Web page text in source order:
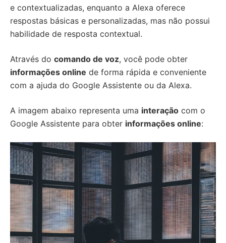
e contextualizadas, enquanto a Alexa oferece
respostas básicas e personalizadas, mas não possui
habilidade de resposta contextual.
Através do comando de voz, você pode obter
informações online de forma rápida e conveniente
com a ajuda do Google Assistente ou da Alexa.
A imagem abaixo representa uma interação com o
Google Assistente para obter informações online: